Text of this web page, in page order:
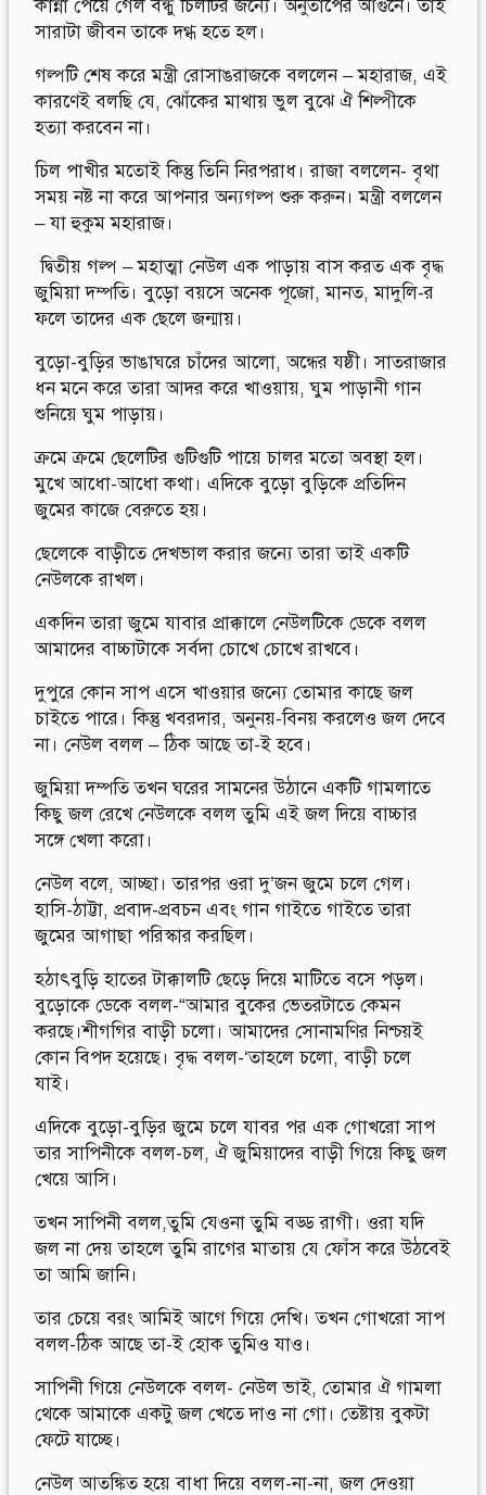
কান্না পেয়ে গেল বন্ধু চিলটির জন্যে। অনুতাপের আগুনে। তাই
সারাটা জীবন তাকে দগ্ধ হতে হল।
গল্পটি শেষ করে মন্ত্রী রোসাঙরাজকে বললেন – মহারাজ, এই
কারণেই বলছি যে, ঝোঁকের মাথায় ভুল বুঝে ঐ শিল্পীকে
হত্যা করবেন না।
চিল পাখীর মতোই কিন্তু তিনি নিরপরাধ। রাজা বললেন- বৃথা
সময় নষ্ট না করে আপনার অন্যগল্প শুরু করুন। মন্ত্রী বললেন
– যা হুকুম মহারাজ।
দ্বিতীয় গল্প – মহাত্মা নেউল এক পাড়ায় বাস করত এক বৃদ্ধ
জুমিয়া দম্পতি। বুড়ো বয়সে অনেক পূজো, মানত, মাদুলি-র
ফলে তাদের এক ছেলে জন্মায়।
বুড়ো-বুড়ির ভাঙাঘরে চাঁদের আলো, অন্ধের যষ্ঠী। সাতরাজার
ধন মনে করে তারা আদর করে খাওয়ায়, ঘুম পাড়ানী গান
শুনিয়ে ঘুম পাড়ায়।
ক্রমে ক্রমে ছেলেটির গুটিগুটি পায়ে চালর মতো অবস্থা হল।
মুখে আধো-আধো কথা। এদিকে বুড়ো বুড়িকে প্রতিদিন
জুমের কাজে বেরুতে হয়।
ছেলেকে বাড়ীতে দেখভাল করার জন্যে তারা তাই একটি
নেউলকে রাখল।
একদিন তারা জুমে যাবার প্রাক্কালে নেউলটিকে ডেকে বলল
আমাদের বাচ্চাটাকে সর্বদা চোখে চোখে রাখবে।
দুপুরে কোন সাপ এসে খাওয়ার জন্যে তোমার কাছে জল
চাইতে পারে। কিন্তু খবরদার, অনুনয়-বিনয় করলেও জল দেবে
না। নেউল বলল – ঠিক আছে তা-ই হবে।
জুমিয়া দম্পতি তখন ঘরের সামনের উঠানে একটি গামলাতে
কিছু জল রেখে নেউলকে বলল তুমি এই জল দিয়ে বাচ্চার
সঙ্গে খেলা করো।
নেউল বলে, আচ্ছা। তারপর ওরা দু’জন জুমে চলে গেল।
হাসি-ঠাট্টা, প্রবাদ-প্রবচন এবং গান গাইতে গাইতে তারা
জুমের আগাছা পরিস্কার করছিল।
হঠাৎবুড়ি হাতের টাক্কালটি ছেড়ে দিয়ে মাটিতে বসে পড়ল।
বুড়োকে ডেকে বলল-“আমার বুকের ভেতরটাতে কেমন
করছে।শীগগির বাড়ী চলো। আমাদের সোনামণির নিশ্চয়ই
কোন বিপদ হয়েছে। বৃদ্ধ বলল-‘তাহলে চলো, বাড়ী চলে
যাই।
এদিকে বুড়ো-বুড়ির জুমে চলে যাবর পর এক গোখরো সাপ
তার সাপিনীকে বলল-চল, ঐ জুমিয়াদের বাড়ী গিয়ে কিছু জল
খেয়ে আসি।
তখন সাপিনী বলল,তুমি যেওনা তুমি বড্ড রাগী। ওরা যদি
জল না দেয় তাহলে তুমি রাগের মাতায় যে ফোঁস করে উঠবেই
তা আমি জানি।
তার চেয়ে বরং আমিই আগে গিয়ে দেখি। তখন গোখরো সাপ
বলল-ঠিক আছে তা-ই হোক তুমিও যাও।
সাপিনী গিয়ে নেউলকে বলল- নেউল ভাই, তোমার ঐ গামলা
থেকে আমাকে একটু জল খেতে দাও না গো। তেষ্টায় বুকটা
ফেটে যাচ্ছে।
নেউল আতঙ্কিত হয়ে বাধা দিয়ে বলল-না-না, জল দেওয়া